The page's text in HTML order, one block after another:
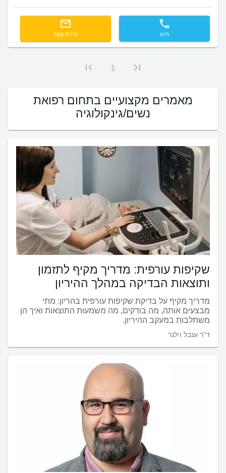
חיוג יצירת קשר
1
מאמרים מקצועיים בתחום רפואת
נשים/גינקולוגיה
שקיפות עורפית: מדריך מקיף לתזמון
ותוצאות הבדיקה במהלך ההיריון
מדריך מקיף על בדיקת שקיפות עורפית בהריון: מתי
מבצעים אותה, מה בודקים, מה משמעות התוצאות ואיך הן
משתלבות במעקב ההיריון.
ד"ר ענבל וילנר